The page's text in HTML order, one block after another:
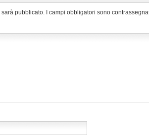
sarà pubblicato. I campi obbligatori sono